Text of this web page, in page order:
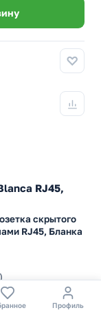
RJ45,
скрытого
RJ45, Бланка
Blanca (SE)
Металл
Профиль